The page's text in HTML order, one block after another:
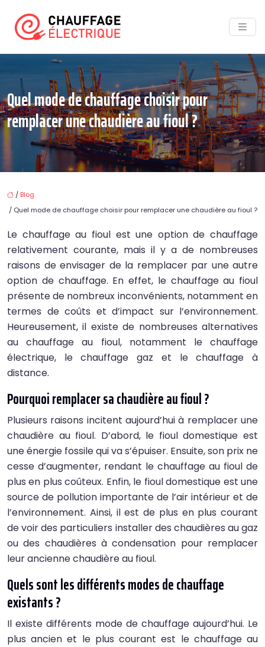
Quel mode de chauffage choisir pour
remplacer une chaudière au fioul ?
/ Blog
/ Quel mode de chauffage choisir pour remplacer une chaudière au fioul ?
Le chauffage au fioul est une option de chauffage
relativement courante, mais il y a de nombreuses
raisons de envisager de la remplacer par une autre
option de chauffage. En effet, le chauffage au fioul
présente de nombreux inconvénients, notamment en
termes de coûts et d’impact sur l’environnement.
Heureusement, il existe de nombreuses alternatives
au chauffage au fioul, notamment le chauffage
électrique, le chauffage gaz et le chauffage à
distance.
Pourquoi remplacer sa chaudière au fioul ?
Plusieurs raisons incitent aujourd’hui à remplacer une
chaudière au fioul. D’abord, le fioul domestique est
une énergie fossile qui va s’épuiser. Ensuite, son prix ne
cesse d’augmenter, rendant le chauffage au fioul de
plus en plus coûteux. Enfin, le fioul domestique est une
source de pollution importante de l’air intérieur et de
l’environnement. Ainsi, il est de plus en plus courant
de voir des particuliers installer des chaudières au gaz
ou des chaudières à condensation pour remplacer
leur ancienne chaudière au fioul.
Quels sont les différents modes de chauffage
existants ?
Il existe différents mode de chauffage aujourd’hui. Le
plus ancien et le plus courant est le chauffage au